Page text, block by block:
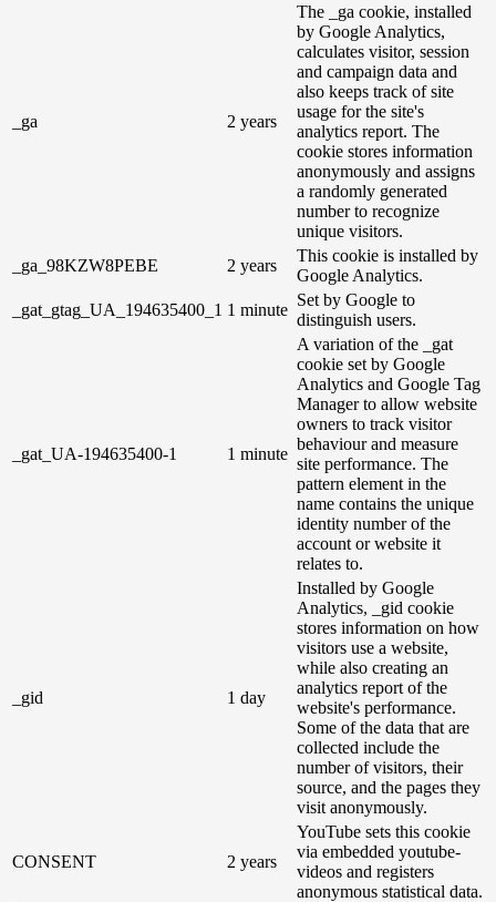
_ga 2 years
The _ga cookie, installed
by Google Analytics,
calculates visitor, session
and campaign data and
also keeps track of site
usage for the site's
analytics report. The
cookie stores information
anonymously and assigns
a randomly generated
number to recognize
unique visitors.
_ga_98KZW8PEBE
2 years
This cookie is installed by
Google Analytics.
_gat_gtag_UA_194635400_1 1 minute
Set by Google to
distinguish users.
_gat_UA-194635400-1 1 minute
A variation of the _gat
cookie set by Google
Analytics and Google Tag
Manager to allow website
owners to track visitor
behaviour and measure
site performance. The
pattern element in the
name contains the unique
identity number of the
account or website it
relates to.
_gid 1 day
Installed by Google
Analytics, _gid cookie
stores information on how
visitors use a website,
while also creating an
analytics report of the
website's performance.
Some of the data that are
collected include the
number of visitors, their
source, and the pages they
visit anonymously.
CONSENT 2 years
YouTube sets this cookie
via embedded youtube-
videos and registers
anonymous statistical data.